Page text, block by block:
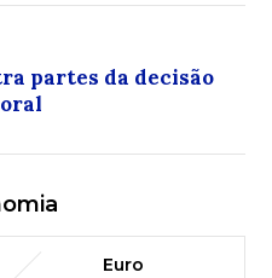
partes da decisão
Euro